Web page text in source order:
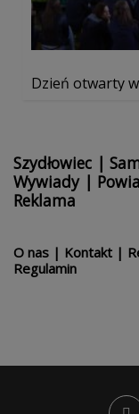
Dzień otwarty
Szydłowiec |
Wywiady|
Reklama
O nas | Kontakt |
Regulamin